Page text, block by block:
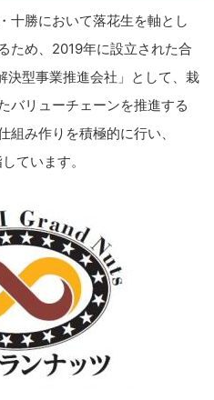
十勝において落花生を軸とし
ため、2019年に設立された合
決型事業推進会社」として、栽
バリューチェーンを推進する
組み作りを積極的に行い、
ています。